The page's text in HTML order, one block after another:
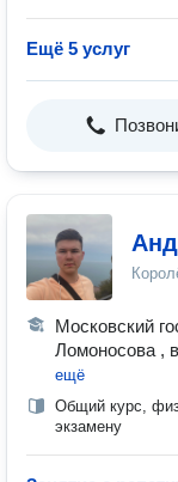
Ещё 5 услуг
Московский
Ломоносова ,
ещё
Общий курс,
экзамену